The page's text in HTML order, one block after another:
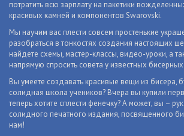
потратить всю зарплату на пакетики
красивых камней и компонентов Swarovski.
Мы научим вас плести совсем простенькие
разобраться в тонкостях создания настоящих
найдете схемы, мастер-классы, видео-уроки, а
напрямую спросить совета у известных
Вы умеете создавать красивые вещи из бисера,
солидная школа учеников? Вчера вы купили
теперь хотите сплести фенечку? А может, вы –
солидного печатного издания, посвященного
нам!